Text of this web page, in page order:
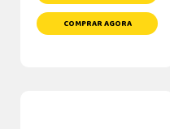
COMPRAR AGORA